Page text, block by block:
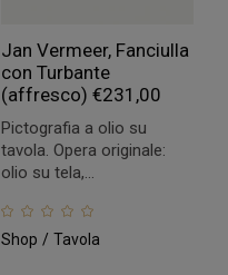
Jan Vermeer, Fanciulla
con Turbante
(affresco) €231,00
Pictografia a olio su
tavola. Opera originale:
olio su tela,...
Shop Tavola